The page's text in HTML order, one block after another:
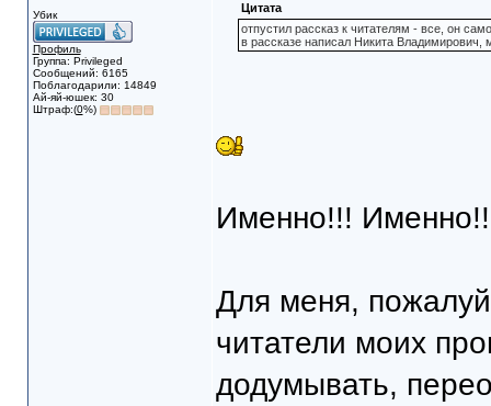
Убик
Профиль
Группа: Privileged
Сообщений: 6165
Поблагодарили: 14849
Ай-яй-юшек: 30
Штраф:(0%)
Цитата
отпустил рассказ к читателям - все, он
в рассказе написал Никита Владимирович,
Именно!!!
Для меня,
читатели моих
додумывать,